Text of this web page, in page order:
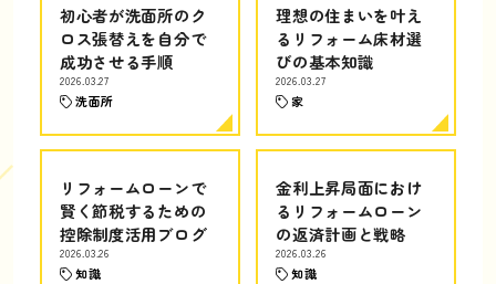
初心者が洗面所のク
ロス張替えを自分で
成功させる手順
2026.03.27
洗面所
理想の住まいを叶え
るリフォーム床材選
びの基本知識
2026.03.27
家
リフォームローンで
賢く節税するための
控除制度活用ブログ
2026.03.26
知識
金利上昇局面におけ
るリフォームローン
の返済計画と戦略
2026.03.26
知識